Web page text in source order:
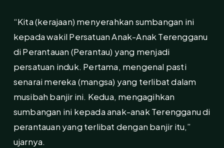
“Kita (kerajaan) menyerahkan sumbangan ini
kepada wakil Persatuan Anak-Anak Terengganu
di Perantauan (Perantau) yang menjadi
persatuan induk. Pertama, mengenal pasti
senarai mereka (mangsa) yang terlibat dalam
musibah banjir ini. Kedua, mengagihkan
sumbangan ini kepada anak-anak Terengganu di
perantauan yang terlibat dengan banjir itu,”
ujarnya.